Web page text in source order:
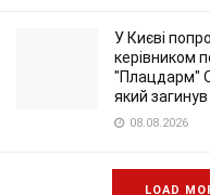
У Києві
керівником
"Плацдарм"
який
08.08.2026
LOAD